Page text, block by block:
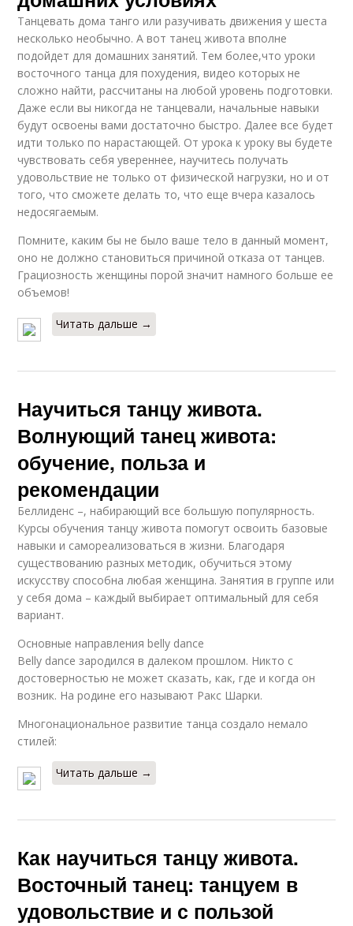
Танцевать дома танго или разучивать движения у шеста
несколько необычно. А вот танец живота вполне
подойдет для домашних занятий. Тем более,что уроки
восточного танца для похудения, видео которых не
сложно найти, рассчитаны на любой уровень подготовки.
Даже если вы никогда не танцевали, начальные навыки
будут освоены вами достаточно быстро. Далее все будет
идти только по нарастающей. От урока к уроку вы будете
чувствовать себя увереннее, научитесь получать
удовольствие не только от физической нагрузки, но и от
того, что сможете делать то, что еще вчера казалось
недосягаемым.
Помните, каким бы не было ваше тело в данный момент,
оно не должно становиться причиной отказа от танцев.
Грациозность женщины порой значит намного больше ее
объемов!
Читать дальше →
Научиться танцу живота.
Волнующий танец живота:
обучение, польза и
рекомендации
Беллиденс –, набирающий все большую популярность.
Курсы обучения танцу живота помогут освоить базовые
навыки и самореализоваться в жизни. Благодаря
существованию разных методик, обучиться этому
искусству способна любая женщина. Занятия в группе или
у себя дома – каждый выбирает оптимальный для себя
вариант.
Основные направления belly dance
Belly dance зародился в далеком прошлом. Никто с
достоверностью не может сказать, как, где и когда он
возник. На родине его называют Ракс Шарки.
Многонациональное развитие танца создало немало
стилей:
Читать дальше →
Как научиться танцу живота.
Восточный танец: танцуем в
удовольствие и с пользой